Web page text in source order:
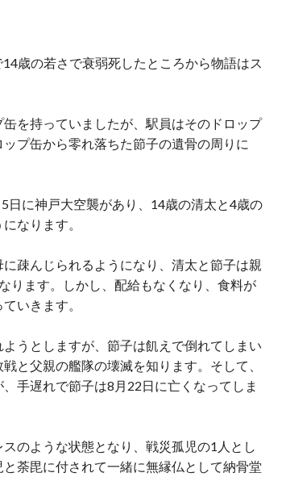
歳の若さで衰弱死したところから物語はス
を持っていましたが、駅員はそのドロップ
プ缶から零れ落ちた節子の遺骨の周りに
日に神戸大空襲があり、14歳の清太と4歳の
なります。
疎んじられるようになり、清太と節子は親
ります。しかし、配給もなくなり、食料が
いきます。
うとしますが、節子は飢えで倒れてしまい
と父親の艦隊の壊滅を知ります。そして、
手遅れで節子は8月22日に亡くなってしま
のような状態となり、戦災孤児の1人とし
荼毘に付されて一緒に無縁仏として納骨堂